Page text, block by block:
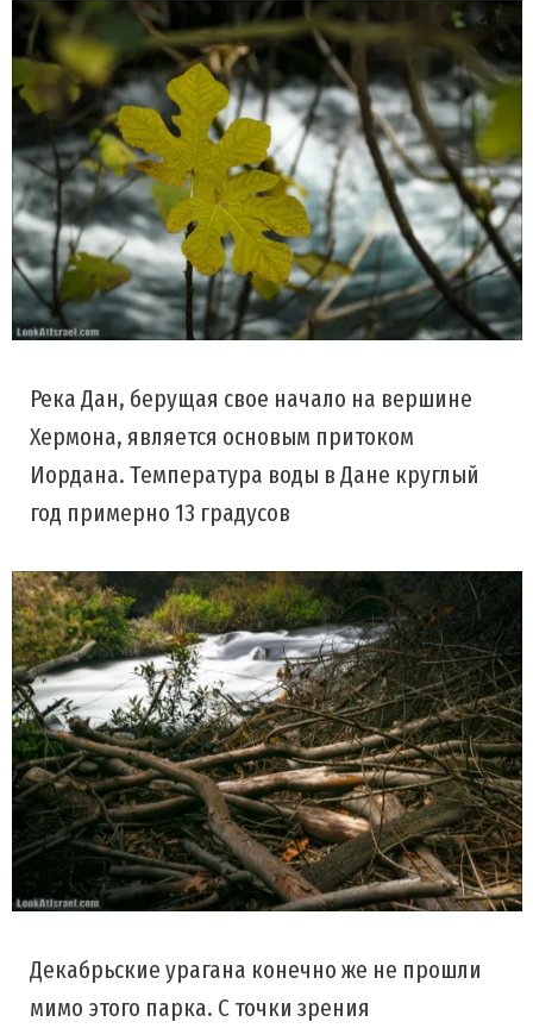
Река Дан, берущая свое начало на вершине
Хермона, является основым притоком
Иордана. Температура воды в Дане круглый
год примерно 13 градусов
Декабрьские урагана конечно же не прошли
мимо этого парка. С точки зрения